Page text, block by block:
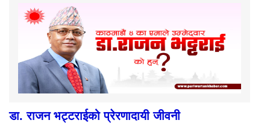
डा. राजन भट्टराईको प्रेरणादायी जीवनी